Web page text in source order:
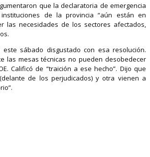
que la declaratoria de emergencia
de la provincia “aún están en
las necesidades de los sectores afectados,
sábado disgustado con esa resolución.
las mesas técnicas no pueden desobedecer
Calificó de “traición a ese hecho”. Dijo que
de los perjudicados) y otra vienen a